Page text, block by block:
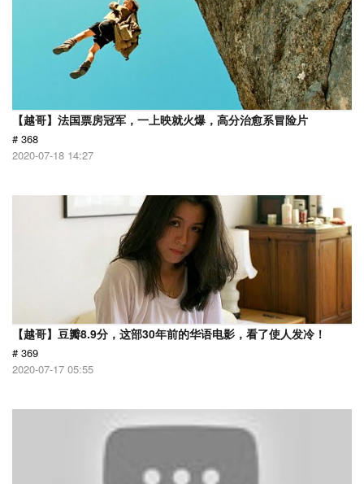
【越哥】法国票房冠军，一上映就火爆，高分治愈系冒险片
# 368
2020-07-18 14:27
【越哥】豆瓣8.9分，这部30年前的华语电影，看了使人发冷！
# 369
2020-07-17 05:55